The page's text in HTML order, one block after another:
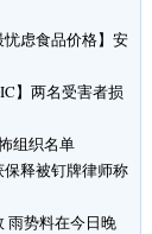
忧虑食品价格】安
】两名受害者损
组织名单
保释被钉牌律师称
雨势料在今日晚